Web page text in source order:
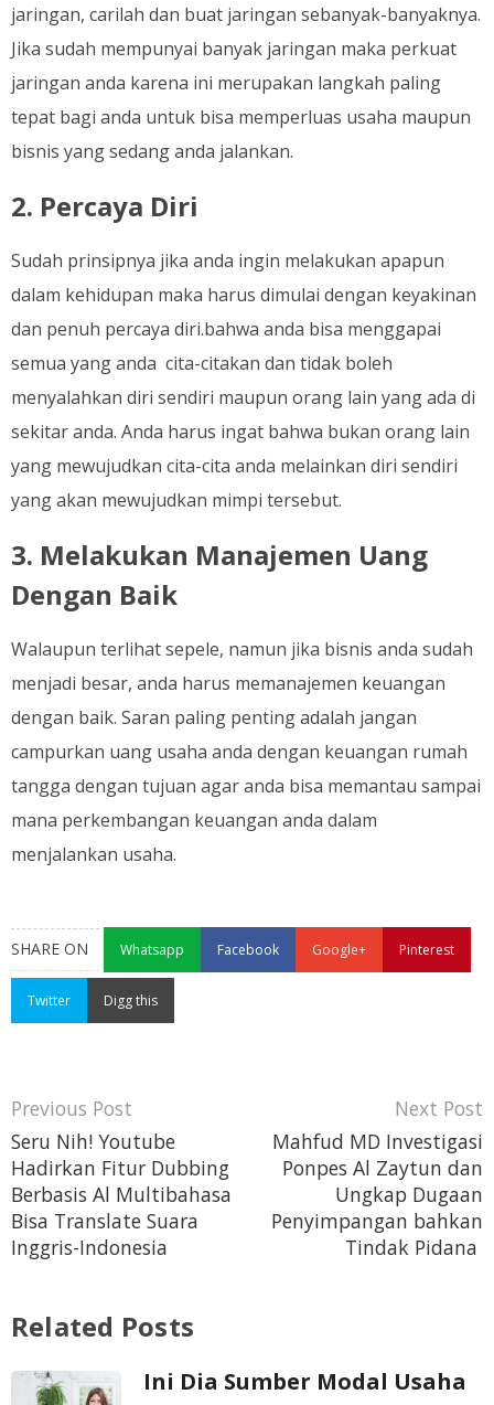
jaringan, carilah dan buat jaringan sebanyak-banyaknya.
Jika sudah mempunyai banyak jaringan maka perkuat
jaringan anda karena ini merupakan langkah paling
tepat bagi anda untuk bisa memperluas usaha maupun
bisnis yang sedang anda jalankan.
2. Percaya Diri
Sudah prinsipnya jika anda ingin melakukan apapun
dalam kehidupan maka harus dimulai dengan keyakinan
dan penuh percaya diri.bahwa anda bisa menggapai
semua yang anda cita-citakan dan tidak boleh
menyalahkan diri sendiri maupun orang lain yang ada di
sekitar anda. Anda harus ingat bahwa bukan orang lain
yang mewujudkan cita-cita anda melainkan diri sendiri
yang akan mewujudkan mimpi tersebut.
3. Melakukan Manajemen Uang
Dengan Baik
Walaupun terlihat sepele, namun jika bisnis anda sudah
menjadi besar, anda harus memanajemen keuangan
dengan baik. Saran paling penting adalah jangan
campurkan uang usaha anda dengan keuangan rumah
tangga dengan tujuan agar anda bisa memantau sampai
mana perkembangan keuangan anda dalam
menjalankan usaha.
SHARE ON Whatsapp Facebook Google+ Pinterest
Twitter Digg this
Seru Nih! Youtube
Hadirkan Fitur Dubbing
Berbasis Al Multibahasa
Bisa Translate Suara
Inggris-Indonesia
Mahfud MD Investigasi
Ponpes Al Zaytun dan
Ungkap Dugaan
Penyimpangan bahkan
Tindak Pidana
Related Posts
Ini Dia Sumber Modal Usaha